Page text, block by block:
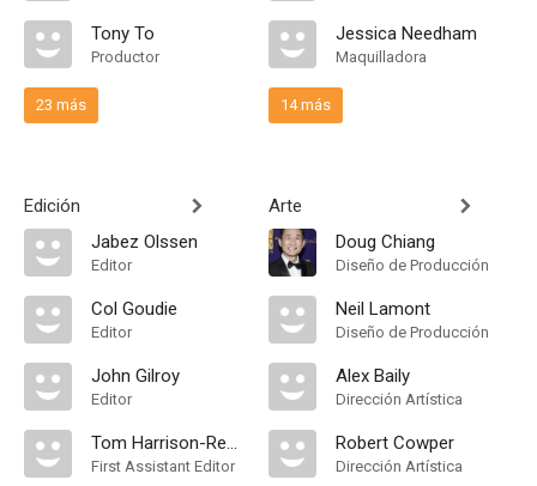
Tony To
Productor
23 más
Edición
Jabez Olssen
Editor
Col Goudie
Editor
John Gilroy
Editor
Tom Harrison-Read
First Assistant Editor
Jessica Needham
Maquilladora
14 más
Arte
Doug Chiang
Diseño de Producción
Neil Lamont
Diseño de Producción
Alex Baily
Dirección Artística
Robert Cowper
Dirección Artística